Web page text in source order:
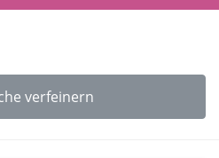
verfeinern